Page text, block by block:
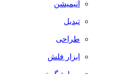
انیمیشن
تبدیل
طراحی
ابزار فلش